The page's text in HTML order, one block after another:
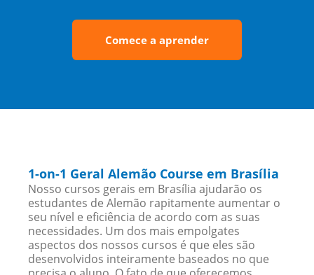
Comece a aprender
1-on-1 Geral Alemão Course em Brasília
Nosso cursos gerais em Brasília ajudarão os
estudantes de Alemão rapitamente aumentar o
seu nível e eficiência de acordo com as suas
necessidades. Um dos mais empolgates
aspectos dos nossos cursos é que eles são
desenvolvidos inteiramente baseados no que